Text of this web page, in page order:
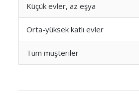
Küçük evler, az eşya
Orta-yüksek katlı evler
Tüm müşteriler